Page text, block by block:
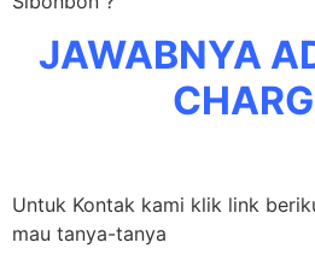
JAWABNYA
Untuk Kontak kami klik link
mau tanya-tanya